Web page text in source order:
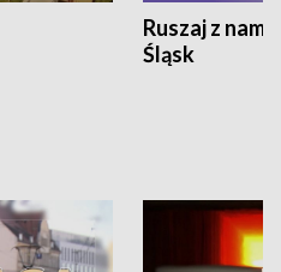
Ruszaj z
Śląsk